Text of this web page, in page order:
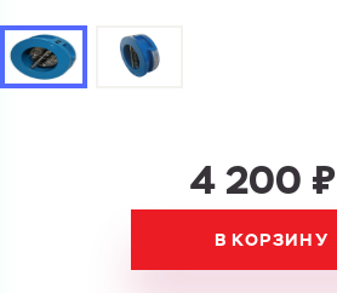
Номер телефона
Номер телефона
Электронная почта4 200 ₽
В КОРЗИНУ